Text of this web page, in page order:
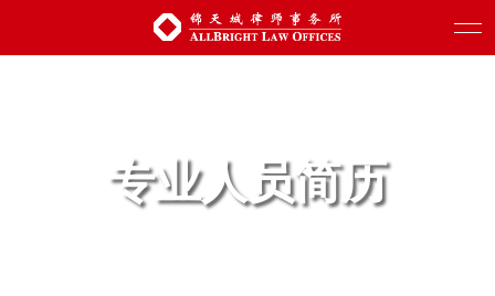
专业人员简历